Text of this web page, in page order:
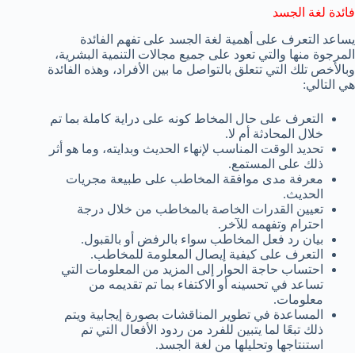
فائدة لغة الجسد
يساعد التعرف على أهمية لغة الجسد على تفهم الفائدة
المرجوة منها والتي تعود على جميع مجالات التنمية البشرية،
وبالأخص تلك التي تتعلق بالتواصل ما بين الأفراد، وهذه الفائدة
هي التالي:
التعرف على حال المخاط كونه على دراية كاملة بما تم
خلال المحادثة أم لا.
تحديد الوقت المناسب لإنهاء الحديث وبدايته، وما هو أثر
ذلك على المستمع.
معرفة مدى موافقة المخاطب على طبيعة مجريات
الحديث.
تعيين القدرات الخاصة بالمخاطب من خلال درجة
احترام وتفهمه للآخر.
بيان رد فعل المخاطب سواء بالرفض أو بالقبول.
التعرف على كيفية إيصال المعلومة للمخاطب.
احتساب حاجة الحوار إلى المزيد من المعلومات التي
تساعد في تحسينه أو الاكتفاء بما تم تقديمه من
معلومات.
المساعدة في تطوير المناقشات بصورة إيجابية ويتم
ذلك تبعًا لما يتبين للفرد من ردود الأفعال التي تم
استنتاجها وتحليلها من لغة الجسد.